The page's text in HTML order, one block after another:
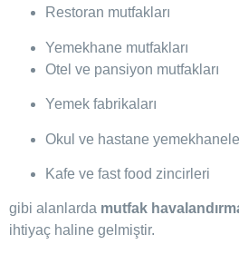
Restoran mutfakları
Yemekhane mutfakları
Otel ve pansiyon mutfakları
Yemek fabrikaları
Okul ve hastane
Kafe ve fast food zincirleri
gibi alanlarda mutfak
ihtiyaç haline gelmiştir.